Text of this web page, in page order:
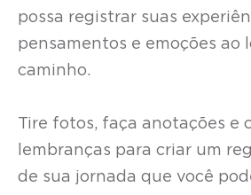
possa registrar suas
pensamentos e emoções ao
caminho.
Tire fotos, faça anotações e
lembranças para criar um
de sua jornada que você